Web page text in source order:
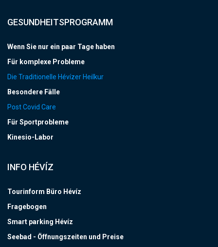
GESUNDHEITSPROGRAMM
Wenn Sie nur ein paar Tage haben
Für komplexe Probleme
Die Traditionelle Hévízer Heilkur
Besondere Fälle
Post Covid Care
Für Sportprobleme
Kinesio-Labor
INFO HÉVÍZ
Tourinform Büro Hévíz
Fragebogen
Smart parking Hévíz
Seebad - Öffnungszeiten und Preise